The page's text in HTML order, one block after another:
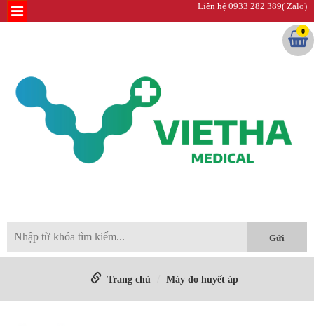
Liên hệ 0933 282 389( Zalo)
0
Trang chủ Máy đo huyết áp